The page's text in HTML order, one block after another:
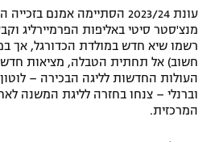
תקנון עבור פעילות ספורט 1 – "מרלן"
תנאי שימוש
מדיניות פרטיות
ספורט אתגרי ואקסטרים
אומנויות לחימה
עונת 2023/24 הסתיימה אמנם
מנצ'סטר סיטי באליפות הפרמיירליג
רשמו שיא חדש במולדת הכדורגל, אך
חשוב) אל תחתית הטבלה, מציאות
העולות החדשות לליגה הבכירה – לוטון
וברנלי – צנחו בחזרה לליגת המשנה
המרכזית.